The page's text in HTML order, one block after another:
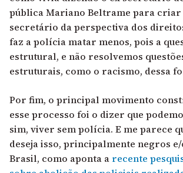
pública Mariano Beltrame para criar
secretário da perspectiva dos
faz a polícia matar menos, pois a
estrutural, e não resolvemos
estruturais, como o racismo, dessa
Por fim, o principal movimento
esse processo foi o dizer que
sim, viver sem polícia. E me parece
deseja isso, principalmente negros
Brasil, como aponta a recente